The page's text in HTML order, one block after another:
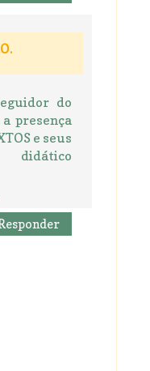
do
presença
e seus